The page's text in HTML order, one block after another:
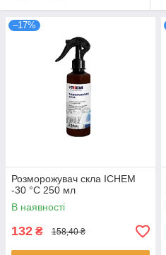
–17%
Розморожувач скла ICHEM
-30 °С 250 мл
В наявності
132 ₴ 158,40 ₴